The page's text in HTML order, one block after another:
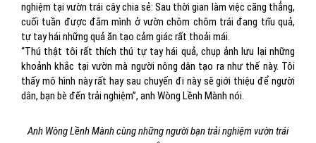
nghiệm tại vườn trái cây chia sẻ: Sau thời gian làm việc căng thẳng,
cuối tuần được đắm mình ở vườn chôm chôm trái đang trĩu quả,
tự tay hái những quả ăn tạo cảm giác rất thoải mái.
“Thú thật tôi rất thích thú tự tay hái quả, chụp ảnh lưu lại những
khoảnh khắc tại vườn mà người nông dân tạo ra như thế này. Tôi
thấy mô hình này rất hay sau chuyến đi này sẽ giới thiệu để người
dân, bạn bè đến trải nghiệm”, anh Wòng Lềnh Mành nói.
Anh Wòng Lềnh Mành cùng những người bạn trải nghiệm vườn trái